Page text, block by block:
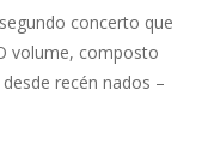
concerto que
volume, composto
recén nados –